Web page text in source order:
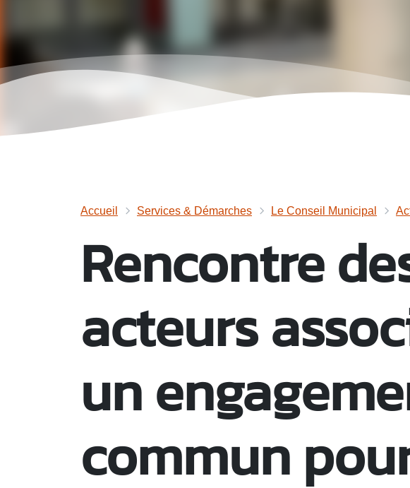
Accueil Services & Démarches Le Conseil Municipal
Rencontre
acteurs
un
commun